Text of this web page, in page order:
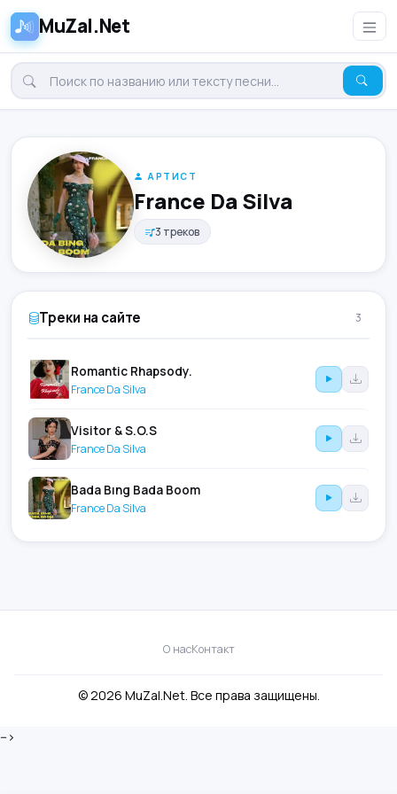
MuZal.Net
АРТИСТ
France Da Silva
3 треков
Треки на сайте 3
Romantic Rhapsody.
France Da Silva
Visitor & S.O.S
France Da Silva
Bada Bıng Bada Boom
France Da Silva
О насКонтакт
© 2026 MuZal.Net. Все права защищены.
-->